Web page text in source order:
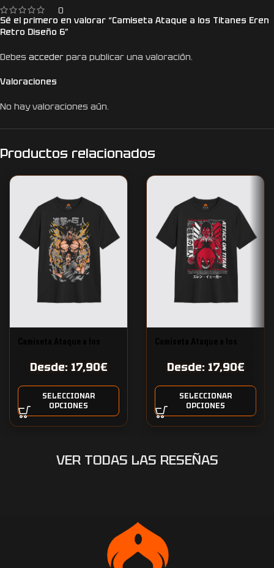
0
Valoraciones
No hay valoraciones aún.
Sé el primero en valorar “Camiseta Ataque a los Titanes Eren
Retro Diseño 6”
Debes acceder para publicar una valoración.
Productos relacionados
Desde: 17,90€
SELECCIONAR
OPCIONES
Diseño 14
Desde: 17,90€
SELECCIONAR
OPCIONES
VER TODAS LAS RESEÑAS